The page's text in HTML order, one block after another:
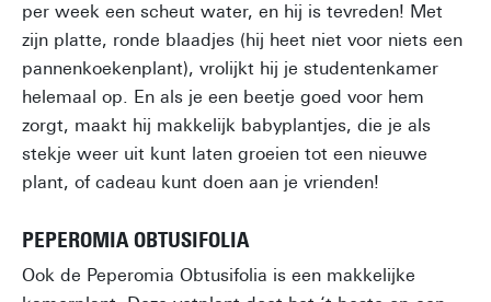
per week een scheut water, en hij is tevreden! Met
zijn platte, ronde blaadjes (hij heet niet voor niets een
pannenkoekenplant), vrolijkt hij je studentenkamer
helemaal op. En als je een beetje goed voor hem
zorgt, maakt hij makkelijk babyplantjes, die je als
stekje weer uit kunt laten groeien tot een nieuwe
plant, of cadeau kunt doen aan je vrienden!
PEPEROMIA OBTUSIFOLIA
Ook de Peperomia Obtusifolia is een makkelijke